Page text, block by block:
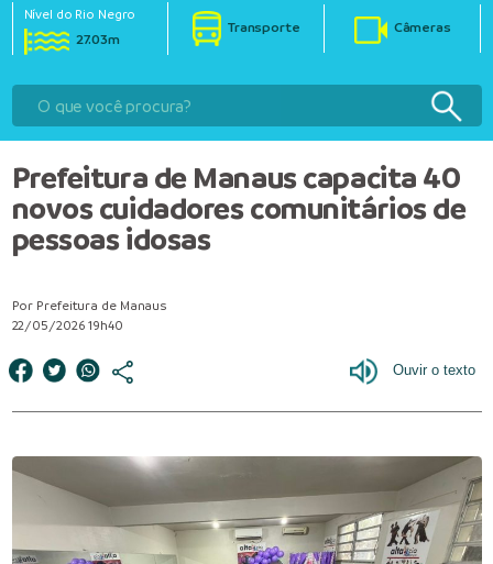
Nível do Rio Negro
27.03m
Transporte Câmeras
Prefeitura de Manaus capacita 40
novos cuidadores comunitários de
pessoas idosas
Por Prefeitura de Manaus
22/05/2026 19h40